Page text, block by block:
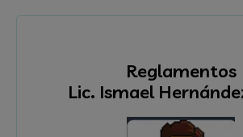
Reglamentos
Lic. Ismael